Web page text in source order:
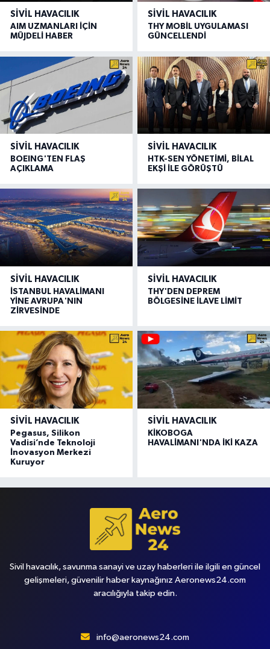
SIVIL HAVACILIK
AIM UZMANLARI İÇİN
MÜJDELİ HABER
SIVIL HAVACILIK
THY MOBİL UYGULAMASI
GÜNCELLENDİ
SIVIL HAVACILIK
BOEING'TEN FLAŞ
AÇIKLAMA
SIVIL HAVACILIK
HTK-SEN YÖNETİMİ, BİLAL
EKŞİ İLE GÖRÜŞTÜ
SIVIL HAVACILIK
İSTANBUL HAVALİMANI
YİNE AVRUPA'NIN
ZİRVESİNDE
SIVIL HAVACILIK
THY'DEN DEPREM
BÖLGESİNE İLAVE LİMİT
SIVIL HAVACILIK
Pegasus, Silikon
Vadisi’nde Teknoloji
İnovasyon Merkezi
Kuruyor
SIVIL HAVACILIK
KİKOBOGA
HAVALİMANI'NDA İKİ KAZA
Sivil havacılık, savunma sanayi ve uzay haberleri ile ilgili en güncel
gelişmeleri, güvenilir haber kaynağınız Aeronews24.com
aracılığıyla takip edin.
info@aeronews24.com